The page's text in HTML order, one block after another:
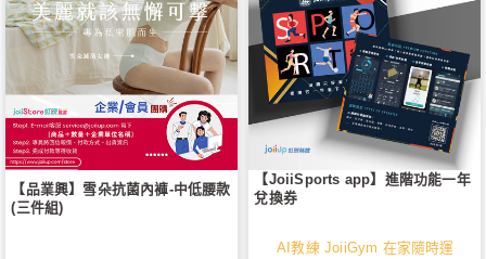
【品業興】雪朵抗菌內褲-中低腰款
(三件組)
【JoiiSports app】進階功能一年
兌換券
AI教練 JoiiGym 在家隨時運